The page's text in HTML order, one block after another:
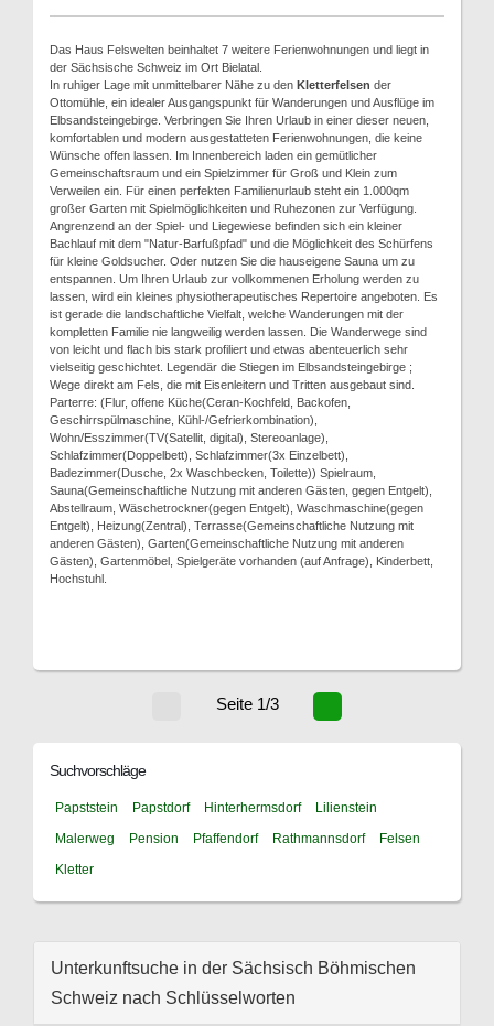
Das Haus Felswelten beinhaltet 7 weitere Ferienwohnungen und liegt in
der Sächsische Schweiz im Ort Bielatal.
In ruhiger Lage mit unmittelbarer Nähe zu den Kletterfelsen der
Ottomühle, ein idealer Ausgangspunkt für Wanderungen und Ausflüge im
Elbsandsteingebirge. Verbringen Sie Ihren Urlaub in einer dieser neuen,
komfortablen und modern ausgestatteten Ferienwohnungen, die keine
Wünsche offen lassen. Im Innenbereich laden ein gemütlicher
Gemeinschaftsraum und ein Spielzimmer für Groß und Klein zum
Verweilen ein. Für einen perfekten Familienurlaub steht ein 1.000qm
großer Garten mit Spielmöglichkeiten und Ruhezonen zur Verfügung.
Angrenzend an der Spiel- und Liegewiese befinden sich ein kleiner
Bachlauf mit dem "Natur-Barfußpfad" und die Möglichkeit des Schürfens
für kleine Goldsucher. Oder nutzen Sie die hauseigene Sauna um zu
entspannen. Um Ihren Urlaub zur vollkommenen Erholung werden zu
lassen, wird ein kleines physiotherapeutisches Repertoire angeboten. Es
ist gerade die landschaftliche Vielfalt, welche Wanderungen mit der
kompletten Familie nie langweilig werden lassen. Die Wanderwege sind
von leicht und flach bis stark profiliert und etwas abenteuerlich sehr
vielseitig geschichtet. Legendär die Stiegen im Elbsandsteingebirge ;
Wege direkt am Fels, die mit Eisenleitern und Tritten ausgebaut sind.
Parterre: (Flur, offene Küche(Ceran-Kochfeld, Backofen,
Geschirrspülmaschine, Kühl-/Gefrierkombination),
Wohn/Esszimmer(TV(Satellit, digital), Stereoanlage),
Schlafzimmer(Doppelbett), Schlafzimmer(3x Einzelbett),
Badezimmer(Dusche, 2x Waschbecken, Toilette)) Spielraum,
Sauna(Gemeinschaftliche Nutzung mit anderen Gästen, gegen Entgelt),
Abstellraum, Wäschetrockner(gegen Entgelt), Waschmaschine(gegen
Entgelt), Heizung(Zentral), Terrasse(Gemeinschaftliche Nutzung mit
anderen Gästen), Garten(Gemeinschaftliche Nutzung mit anderen
Gästen), Gartenmöbel, Spielgeräte vorhanden (auf Anfrage), Kinderbett,
Hochstuhl.
Seite 1/3
Suchvorschläge
Papststein Papstdorf Hinterhermsdorf
Lilienstein
Malerweg
Pension Pfaffendorf Rathmannsdorf
Felsen
Kletter
Unterkunftsuche in der Sächsisch Böhmischen
Schweiz nach Schlüsselworten